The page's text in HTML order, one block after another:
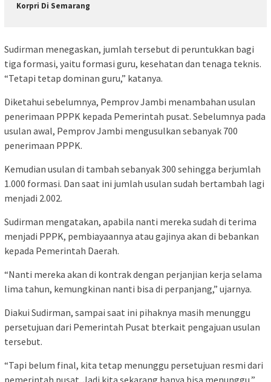
Korpri Di Semarang
Sudirman menegaskan, jumlah tersebut di peruntukkan bagi
tiga formasi, yaitu formasi guru, kesehatan dan tenaga teknis.
“Tetapi tetap dominan guru,” katanya.
Diketahui sebelumnya, Pemprov Jambi menambahan usulan
penerimaan PPPK kepada Pemerintah pusat. Sebelumnya pada
usulan awal, Pemprov Jambi mengusulkan sebanyak 700
penerimaan PPPK.
Kemudian usulan di tambah sebanyak 300 sehingga berjumlah
1.000 formasi. Dan saat ini jumlah usulan sudah bertambah lagi
menjadi 2.002.
Sudirman mengatakan, apabila nanti mereka sudah di terima
menjadi PPPK, pembiayaannya atau gajinya akan di bebankan
kepada Pemerintah Daerah.
“Nanti mereka akan di kontrak dengan perjanjian kerja selama
lima tahun, kemungkinan nanti bisa di perpanjang,” ujarnya.
Diakui Sudirman, sampai saat ini pihaknya masih menunggu
persetujuan dari Pemerintah Pusat bterkait pengajuan usulan
tersebut.
“Tapi belum final, kita tetap menunggu persetujuan resmi dari
pemerintah pusat. Jadi kita sekarang hanya bisa menunggu,”